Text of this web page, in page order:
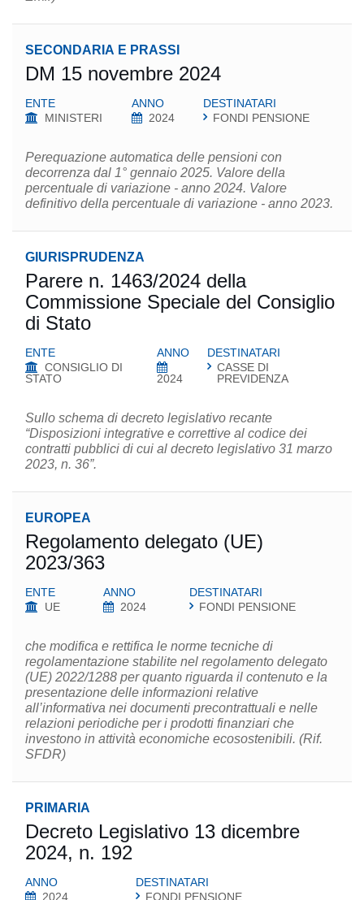
SECONDARIA E PRASSI
DM 15 novembre 2024
ENTE
MINISTERI
ANNO
2024
DESTINATARI
FONDI PENSIONE
Perequazione automatica delle pensioni con
decorrenza dal 1° gennaio 2025. Valore della
percentuale di variazione - anno 2024. Valore
definitivo della percentuale di variazione - anno 2023.
GIURISPRUDENZA
Parere n. 1463/2024 della
Commissione Speciale del Consiglio
di Stato
ENTE
CONSIGLIO DI
STATO
ANNO
2024
DESTINATARI
CASSE DI
PREVIDENZA
Sullo schema di decreto legislativo recante
“Disposizioni integrative e correttive al codice dei
contratti pubblici di cui al decreto legislativo 31 marzo
2023, n. 36”.
EUROPEA
Regolamento delegato (UE)
2023/363
ENTE
UE
ANNO
2024
DESTINATARI
FONDI PENSIONE
che modifica e rettifica le norme tecniche di
regolamentazione stabilite nel regolamento delegato
(UE) 2022/1288 per quanto riguarda il contenuto e la
presentazione delle informazioni relative
all’informativa nei documenti precontrattuali e nelle
relazioni periodiche per i prodotti finanziari che
investono in attività economiche ecosostenibili. (Rif.
SFDR)
PRIMARIA
Decreto Legislativo 13 dicembre
2024, n. 192
ANNO
2024
DESTINATARI
FONDI PENSIONE